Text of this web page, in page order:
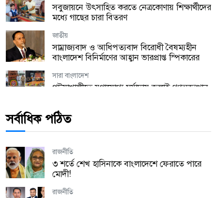
সবুজায়নে উৎসাহিত করতে নেত্রকোণায় শিক্ষার্থীদের
মধ্যে গাছের চারা বিতরণ
জাতীয়
সাম্রাজ্যবাদ ও আধিপত্যবাদ বিরোধী বৈষম্যহীন
বাংলাদেশ বিনির্মাণের আহ্বান ভারপ্রাপ্ত স্পিকারের
সারা বাংলাদেশ
পটুয়াখালীতে যথাযোগ্য মর্যাদায় জুলাই গণঅভ্যুত্থান
যুক্তরাজ্য
হ্যারিঙ্গে কাউন্সিল উৎসবের প্রস্তুতি সভা অনুষ্ঠিত!
যুক্তরাজ্য
লন্ডনে অবৈধ কর্মীদের বিরুদ্ধে বড় অভিযান, এক
বছরে গ্রেপ্তার ২,১৭২
প্রবাস
সর্বাধিক পঠিত
রাজনীতি
৩ শর্তে শেখ হাসিনাকে বাংলাদেশে ফেরাতে পারে
মোদী!
রাজনীতি